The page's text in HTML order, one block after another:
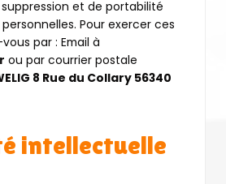
suppression et de portabilité
Pour exercer ces
par : Email à
ou par courrier postale
8 Rue du Collary 56340
intellectuelle